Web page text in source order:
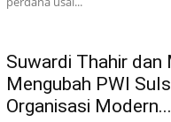
Suwardi Thahir dan
Mengubah PWI
Organisasi Modern...